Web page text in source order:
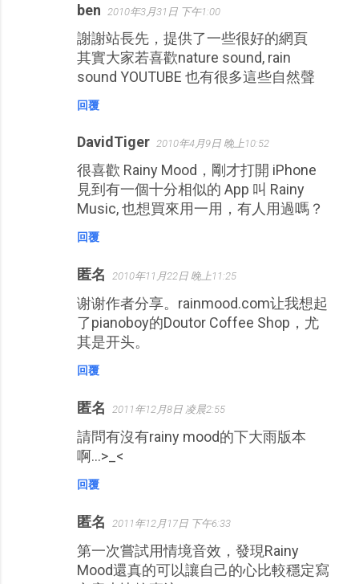
ben 2010年3月31日 下午1:00
謝謝站長先，提供了一些很好的網頁
其實大家若喜歡nature sound, rain
sound YOUTUBE 也有很多這些自然聲
回覆
DavidTiger 2010年4月9日 晚上10:52
很喜歡 Rainy Mood，剛才打開 iPhone
見到有一個十分相似的 App 叫 Rainy
Music, 也想買來用一用，有人用過嗎？
回覆
匿名 2010年11月22日 晚上11:25
谢谢作者分享。rainmood.com让我想起
了pianoboy的Doutor Coffee Shop，尤
其是开头。
回覆
匿名 2011年12月8日 凌晨2:55
請問有沒有rainy mood的下大雨版本
啊...>_<
回覆
匿名 2011年12月17日 下午6:33
第一次嘗試用情境音效，發現Rainy
Mood還真的可以讓自己的心比較穩定寫